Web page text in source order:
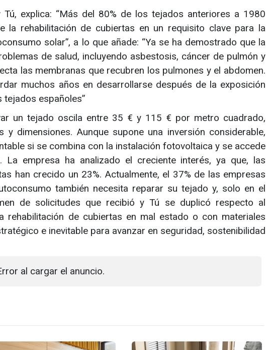
explica: “Más del 80% de los tejados anteriores a 1980
la rehabilitación de cubiertas en un requisito clave para la
solar”, a lo que añade: “Ya se ha demostrado que la
de salud, incluyendo asbestosis, cáncer de pulmón y
las membranas que recubren los pulmones y el abdomen.
muchos años en desarrollarse después de la exposición
tejados españoles”
un tejado oscila entre 35 € y 115 € por metro cuadrado,
y dimensiones. Aunque supone una inversión considerable,
si se combina con la instalación fotovoltaica y se accede
La empresa ha analizado el creciente interés, ya que, las
han crecido un 23%. Actualmente, el 37% de las empresas
también necesita reparar su tejado y, solo en el
de solicitudes que recibió y Tú se duplicó respecto al
rehabilitación de cubiertas en mal estado o con materiales
e inevitable para avanzar en seguridad, sostenibilidad
al cargar el anuncio.